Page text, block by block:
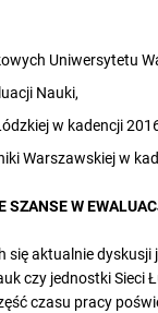
Uniwersytetu
Nauki,
w kadencji
Warszawskiej w
SZANSE W
aktualnie
czy jednostki Sieci
czasu pracy